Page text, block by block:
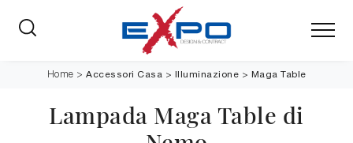
Home > Accessori Casa > Illuminazione > Maga Table
Lampada Maga Table di